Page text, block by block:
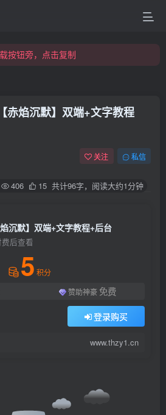
按钮旁，点击复制
按钮旁，点击复制
赤焰沉默】双端+文字教程
关注 私信
406 15 共计96字，阅读大约1分钟
沉默】双端+文字教程+后台
后查看
5 积分
赞助神豪 免费
登录购买
www.thzy1.cn